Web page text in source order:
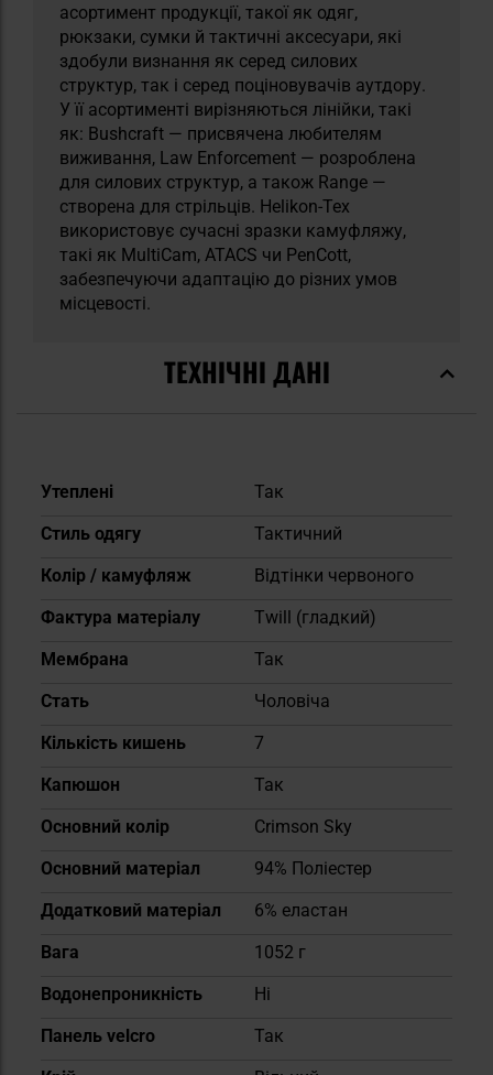
асортимент продукції, такої як одяг,
рюкзаки, сумки й тактичні аксесуари, які
здобули визнання як серед силових
структур, так і серед поціновувачів аутдору.
У її асортименті вирізняються лінійки, такі
як: Bushcraft — присвячена любителям
виживання, Law Enforcement — розроблена
для силових структур, а також Range —
створена для стрільців. Helikon-Tex
використовує сучасні зразки камуфляжу,
такі як MultiCam, ATACS чи PenCott,
забезпечуючи адаптацію до різних умов
місцевості.
ТЕХНІЧНІ ДАНІ
Докладніше
Утеплені
Так
Стиль одягу
Тактичний
Колір / камуфляж
Відтінки червоного
Фактура матеріалу
Twill (гладкий)
Мембрана
Так
Cтать
Чоловіча
Кількість кишень
7
Капюшон
Так
Основний колір
Crimson Sky
Основний матеріал
94% Поліестер
Додатковий матеріал
6% еластан
Вага
1052 г
Водонепроникність
Ні
Панель velcro
Так